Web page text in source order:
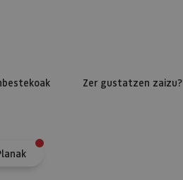
Zer gustatzen zaizu?